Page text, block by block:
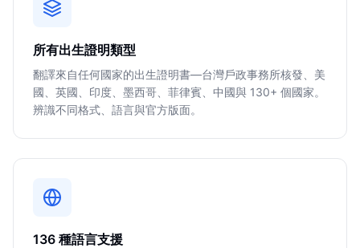
所有出生證明類型
翻譯來自任何國家的出生證明書—台灣戶政事務所核發、美
國、英國、印度、墨西哥、菲律賓、中國與 130+ 個國家。
辨識不同格式、語言與官方版面。
136 種語言支援